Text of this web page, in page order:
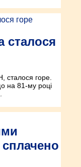
сталося
сталося горе.
на 81-му році